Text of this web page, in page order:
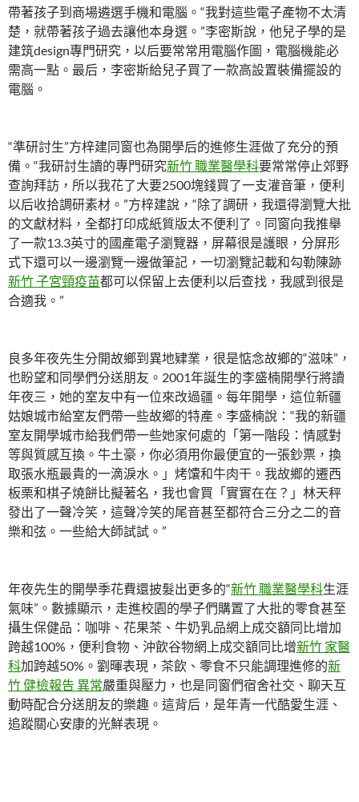
帶著孩子到商場遴選手機和電腦。“我對這些電子產物不太清
楚，就帶著孩子過去讓他本身選。”李密斯說，他兒子學的是
建筑design專門研究，以后要常常用電腦作圖，電腦機能必
需高一點。最后，李密斯給兒子買了一款高設置裝備擺設的
電腦。
“準研討生”方梓建同窗也為開學后的進修生涯做了充分的預
備。“我研討生讀的專門研究新竹 職業醫學科要常常停止郊野
查詢拜訪，所以我花了大要2500塊錢買了一支灌音筆，便利
以后收拾調研素材。”方梓建說，“除了調研，我還得瀏覽大批
的文獻材料，全都打印成紙質版太不便利了。同窗向我推舉
了一款13.3英寸的國產電子瀏覽器，屏幕很是護眼，分屏形
式下還可以一邊瀏覽一邊做筆記，一切瀏覽記載和勾勒陳跡
新竹 子宮頸疫苗都可以保留上去便利以后查找，我感到很是
合適我。”
良多年夜先生分開故鄉到異地肄業，很是惦念故鄉的“滋味”，
也盼望和同學們分送朋友。2001年誕生的李盛楠開學行將讀
年夜三，她的室友中有一位來改過疆。每年開學，這位新疆
姑娘城市給室友們帶一些故鄉的特產。李盛楠說：“我的新疆
室友開學城市給我們帶一些她家何處的「第一階段：情感對
等與質感互換。牛土豪，你必須用你最便宜的一張鈔票，換
取張水瓶最貴的一滴淚水。」烤馕和牛肉干。我故鄉的遷西
板栗和棋子燒餅比擬著名，我也會買「實實在在？」林天秤
發出了一聲冷笑，這聲冷笑的尾音甚至都符合三分之二的音
樂和弦。一些給大師試試。”
年夜先生的開學季花費還披髮出更多的“新竹 職業醫學科生涯
氣味”。數據顯示，走進校園的學子們購置了大批的零食甚至
攝生保健品：咖啡、花果茶、牛奶乳品網上成交額同比增加
跨越100%，便利食物、沖飲谷物網上成交額同比增新竹 家醫
科加跨越50%。劉暉表現，茶飲、零食不只能調理進修的新
竹 健檢報告 異常嚴重與壓力，也是同窗們宿舍社交、聊天互
動時配合分送朋友的樂趣。這背后，是年青一代酷愛生涯、
追蹤關心安康的光鮮表現。